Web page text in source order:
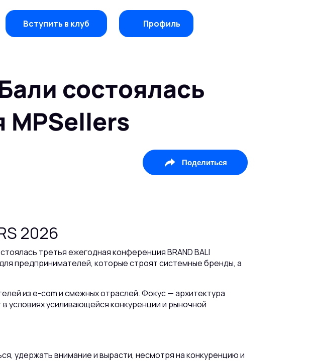
Вступить в клуб Профиль
состоялась
MPSellers
2026
третья ежегодная конференция BRAND BALI
предпринимателей, которые строят системные бренды, а
из e-com и смежных отраслей. Фокус — архитектура
условиях усиливающейся конкуренции и рыночной
удержать внимание и вырасти, несмотря на конкуренцию и